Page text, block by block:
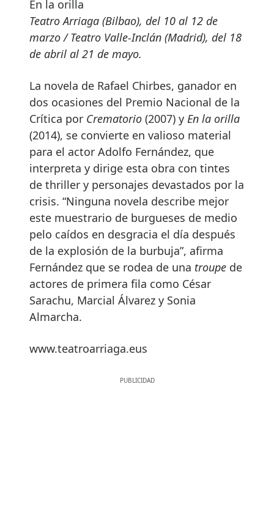
En la orilla
Teatro Arriaga (Bilbao), del 10 al 12 de
marzo / Teatro Valle-Inclán (Madrid), del 18
de abril al 21 de mayo.
La novela de Rafael Chirbes, ganador en
dos ocasiones del Premio Nacional de la
Crítica por Crematorio (2007) y En la orilla
(2014), se convierte en valioso material
para el actor Adolfo Fernández, que
interpreta y dirige esta obra con tintes
de thriller y personajes devastados por la
crisis. “Ninguna novela describe mejor
este muestrario de burgueses de medio
pelo caídos en desgracia el día después
de la explosión de la burbuja”, afirma
Fernández que se rodea de una troupe de
actores de primera fila como César
Sarachu, Marcial Álvarez y Sonia
Almarcha.
www.teatroarriaga.eus